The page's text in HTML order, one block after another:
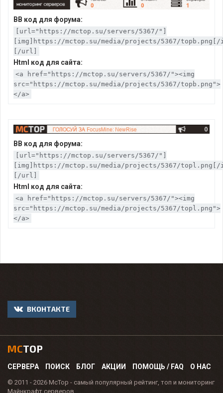
BB код для форума:
[url="https://mctop.su/servers/5367/"]
[img]https://mctop.su/media/projects/5367/topb.png[/
[/url]
Html код для сайта:
<a href="https://mctop.su/servers/5367/"><img
src="https://mctop.su/media/projects/5367/topb.png">
</a>
BB код для форума:
[url="https://mctop.su/servers/5367/"]
[img]https://mctop.su/media/projects/5367/topl.png[/
[/url]
Html код для сайта:
<a href="https://mctop.su/servers/5367/"><img
src="https://mctop.su/media/projects/5367/topl.png">
</a>
ВКОНТАКТЕ
MCTOP
СЕРВЕРА ПОИСК БЛОГ АКЦИИ ПОМОЩЬ / FAQ О НАС
© 2011 - 2026 McTop - самый популярный рейтинг, топ и мониторинг
Майнкрафт серверов.